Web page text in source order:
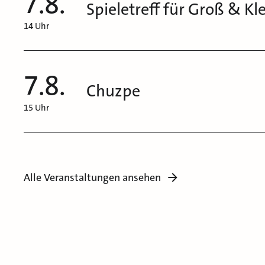
14 Uhr
Spieletreff für Groß &
7.8.
15 Uhr
Chuzpe
Alle Veranstaltungen ansehen